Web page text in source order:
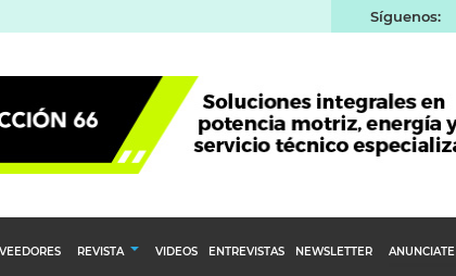
Síguenos:
REVISTA VIDEOS ENTREVISTAS NEWSLETTER ANUNCIATE